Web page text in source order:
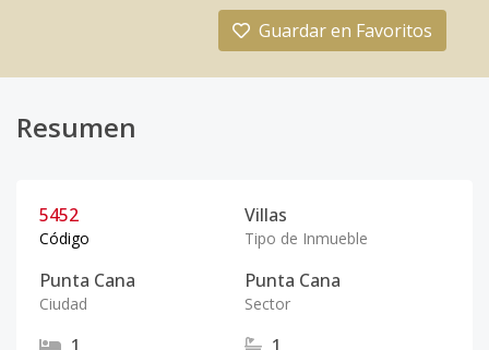
Guardar en Favoritos
Resumen
5452
Código
Villas
Tipo de Inmueble
Punta Cana
Ciudad
Punta Cana
Sector